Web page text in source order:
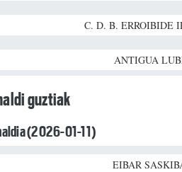
C. D. B. ERROIBIDE
ANTIGUA
guztiak
(2026-01-11)
EIBAR